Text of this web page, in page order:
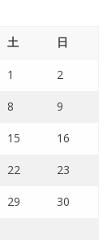
土 日
1 2
8 9
15 16
22 23
29 30